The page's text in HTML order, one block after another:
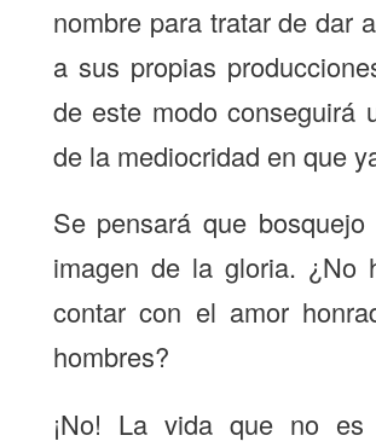
nombre para tratar de dar
a sus propias
de este modo conseguirá
de la mediocridad en que
Se pensará que
imagen de la gloria. ¿No
contar con el amor
hombres?
¡No! La vida que no es